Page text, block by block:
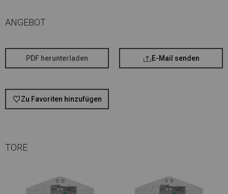
ANGEBOT
PDF herunterladen E-Mail senden
Zu Favoriten hinzufügen
TORE